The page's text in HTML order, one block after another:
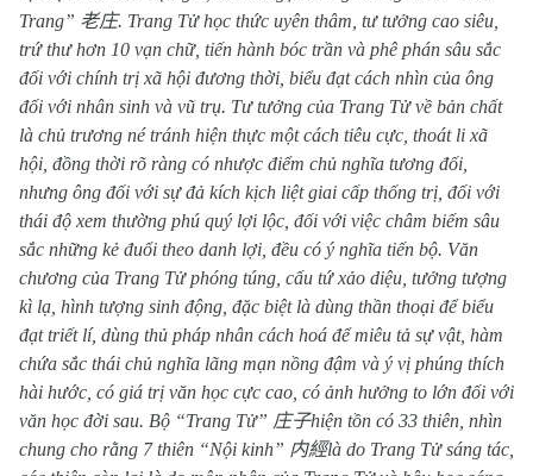
Trang” 老庄. Trang Tử học thức uyên thâm, tư tưởng cao siêu,
trứ thư hơn 10 vạn chữ, tiến hành bóc trần và phê phán sâu sắc
đối với chính trị xã hội đương thời, biểu đạt cách nhìn của ông
đối với nhân sinh và vũ trụ. Tư tưởng của Trang Tử về bản chất
là chủ trương né tránh hiện thực một cách tiêu cực, thoát li xã
hội, đồng thời rõ ràng có nhược điểm chủ nghĩa tương đối,
nhưng ông đối với sự đả kích kịch liệt giai cấp thống trị, đối với
thái độ xem thường phú quý lợi lộc, đối với việc châm biếm sâu
sắc những kẻ đuổi theo danh lợi, đều có ý nghĩa tiến bộ. Văn
chương của Trang Tử phóng túng, cấu tứ xảo diệu, tưởng tượng
kì lạ, hình tượng sinh động, đặc biệt là dùng thần thoại để biểu
đạt triết lí, dùng thủ pháp nhân cách hoá để miêu tả sự vật, hàm
chứa sắc thái chủ nghĩa lãng mạn nồng đậm và ý vị phúng thích
hài hước, có giá trị văn học cực cao, có ảnh hưởng to lớn đối với
văn học đời sau. Bộ “Trang Tử” 庄子hiện tồn có 33 thiên, nhìn
chung cho rằng 7 thiên “Nội kinh” 内經là do Trang Tử sáng tác,